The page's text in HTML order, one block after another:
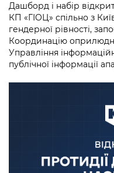
Дашборд і набір
КП «ГІОЦ» спільно з
гендерної рівності,
Координацію
Управління
публічної інформації